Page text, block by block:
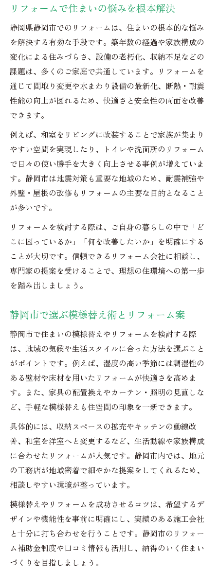
リフォームで住まいの悩みを根本解決
静岡県静岡市でのリフォームは、住まいの根本的な悩み
を解決する有効な手段です。築年数の経過や家族構成の
変化による住みづらさ、設備の老朽化、収納不足などの
課題は、多くのご家庭で共通しています。リフォームを
通じて間取り変更や水まわり設備の最新化、断熱・耐震
性能の向上が図れるため、快適さと安全性の両面を改善
できます。
例えば、和室をリビングに改装することで家族が集まり
やすい空間を実現したり、トイレや洗面所のリフォーム
で日々の使い勝手を大きく向上させる事例が増えていま
す。静岡市は地震対策も重要な地域のため、耐震補強や
外壁・屋根の改修もリフォームの主要な目的となること
が多いです。
リフォームを検討する際は、ご自身の暮らしの中で「ど
こに困っているか」「何を改善したいか」を明確にする
ことが大切です。信頼できるリフォーム会社に相談し、
専門家の提案を受けることで、理想の住環境への第一歩
を踏み出しましょう。
静岡市で選ぶ模様替え術とリフォーム案
静岡市で住まいの模様替えやリフォームを検討する際
は、地域の気候や生活スタイルに合った方法を選ぶこと
がポイントです。例えば、湿度の高い季節には調湿性の
ある壁材や床材を用いたリフォームが快適さを高めま
す。また、家具の配置換えやカーテン・照明の見直しな
ど、手軽な模様替えも住空間の印象を一新できます。
具体的には、収納スペースの拡充やキッチンの動線改
善、和室を洋室へと変更するなど、生活動線や家族構成
に合わせたリフォームが人気です。静岡市内では、地元
の工務店が地域密着で細やかな提案をしてくれるため、
相談しやすい環境が整っています。
模様替えやリフォームを成功させるコツは、希望するデ
ザインや機能性を事前に明確にし、実績のある施工会社
と十分に打ち合わせを行うことです。静岡市のリフォー
ム補助金制度や口コミ情報も活用し、納得のいく住まい
づくりを目指しましょう。